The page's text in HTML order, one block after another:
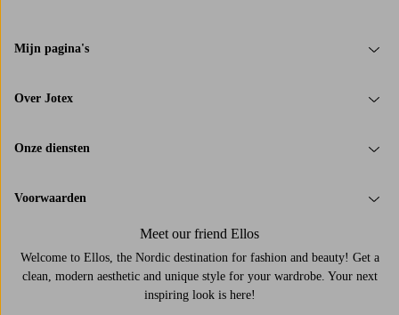
Mijn pagina's
Over Jotex
Onze diensten
Voorwaarden
Meet our friend Ellos
Welcome to Ellos, the Nordic destination for fashion and beauty! Get a
clean, modern aesthetic and unique style for your wardrobe. Your next
inspiring look is here!